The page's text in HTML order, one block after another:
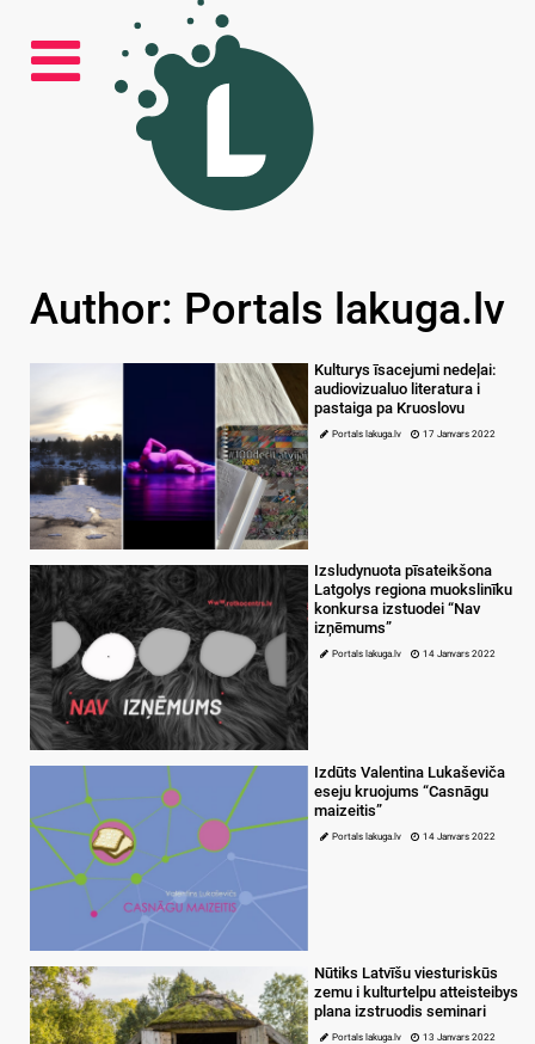
Author: Portals lakuga.lv
Kulturys īsacejumi nedeļai:
audiovizualuo literatura i
pastaiga pa Kruoslovu
Portals lakuga.lv 17 Janvars 2022
Izsludynuota pīsateikšona
Latgolys regiona muokslinīku
konkursa izstuodei “Nav
izņēmums”
Portals lakuga.lv 14 Janvars 2022
Izdūts Valentina Lukaševiča
eseju kruojums “Casnāgu
maizeitis”
Portals lakuga.lv 14 Janvars 2022
Nūtiks Latvīšu viesturiskūs
zemu i kulturtelpu atteisteibys
plana izstruodis seminari
Portals lakuga.lv 13 Janvars 2022